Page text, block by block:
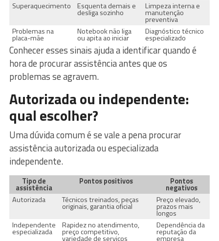
Superaquecimento
Esquenta demais e
desliga sozinho
Limpeza interna e
manutenção
preventiva
Problemas na
placa-mãe
Notebook não liga
ou apita ao iniciar
Diagnóstico técnico
especializado
Conhecer esses sinais ajuda a identificar quando é
hora de procurar assistência antes que os
problemas se agravem.
Autorizada ou independente:
qual escolher?
Uma dúvida comum é se vale a pena procurar
assistência autorizada ou especializada
independente.
Tipo de
assistência
Pontos positivos Pontos
negativos
Autorizada
Técnicos treinados, peças
originais, garantia oficial
Preço elevado,
prazos mais
longos
Independente
especializada
Rapidez no atendimento,
preço competitivo,
variedade de serviços
Dependência da
reputação da
empresa